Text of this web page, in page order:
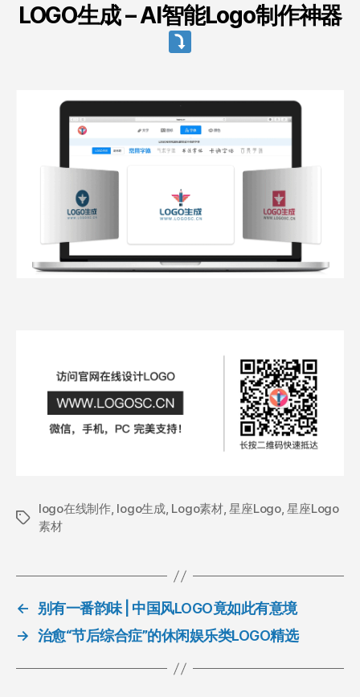
LOGO生成 – AI智能Logo制作神器
标
logo在线制作, logo生成, Logo素材,星座Logo,星座Logo
素材
←
别有一番韵味 | 中国风LOGO竟如此有意境
→ 治愈“节后综合症”的休闲娱乐类LOGO精选